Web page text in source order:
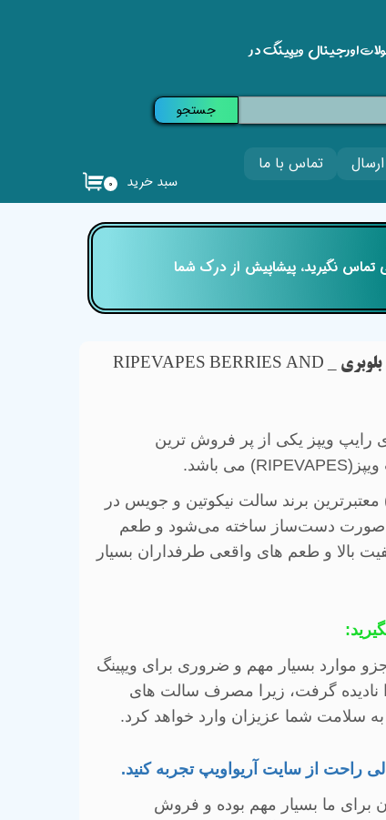
تماس با ما
۰ سبد خرید
اورجینال ویپینگ در
جستجو
سالت رایپ ویپز خامه توت فرنگی بلوبری _ RIPEVAPES BERRIES AND
رایپ ویپز یکی از پر فروش ترین
RIPEVAPES
) می باشد.
معتبرترین برند سالت نیکوتین و جویس در
صورت دست‌ساز ساخته می‌شود و طعم
بالا و طعم های واقعی طرفداران بسیار
:
موارد بسیار مهم و ضروری برای ویپینگ
نادیده گرفت، زیرا مصرف سالت های
سلامت شما عزیزان وارد خواهد کرد.
راحت از سایت آریواویپ تجربه کنید.
برای ما بسیار مهم بوده و فروش
تماس نگیرید، پیشاپیش از درک شما